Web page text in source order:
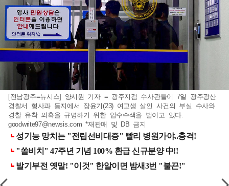
[전남광주=뉴시스] 양시원 기자 = 광주지검 수사관들이 7일 광주광산
경찰서 형사과 등지에서 장윤기(23) 여고생 살인 사건의 부실 수사와
경찰 유착 의혹을 규명하기 위한 압수수색을 벌이고 있다.
goodwrite97@newsis.com *재판매 및 DB 금지